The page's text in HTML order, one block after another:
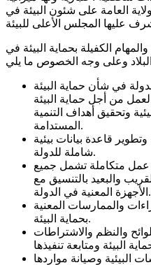
العامة على شئون البيئة في
الكفيلة بحماية البيئة في
في شأن حماية البيئة
من أجل حماية البيئة
وتحقيق أهداف التنمية
المستدامة.
قاعدة بيانات بيئية
شاملة للدولة.
عمل متكاملة تشمل جميع
والبعيد بالتنسيق مع
الأجهزة المعنية في الدولة.
والممارسات المعنية
بحماية البيئة.
والنظم والاشتراطات